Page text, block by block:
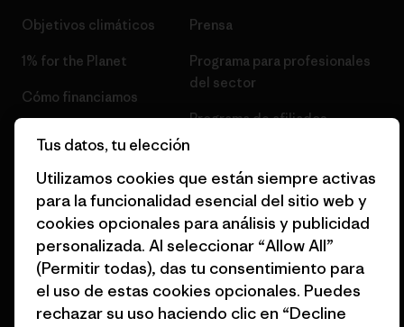
Objetivos climáticos
1% for the Planet
Cómo financiamos
Encuentra una tienda
Prensa
Programa para profesionales
del sector
Programa de afiliados
Mapa del sitio Patagonia
España
© 2026 Patagonia, Inc. Todos los derechos reservados.
Tus datos, tu elección
Utilizamos cookies que están siempre activas
para la funcionalidad esencial del sitio web y
cookies opcionales para análisis y publicidad
personalizada. Al seleccionar “Allow All”
(Permitir todas), das tu consentimiento para
el uso de estas cookies opcionales. Puedes
rechazar su uso haciendo clic en “Decline